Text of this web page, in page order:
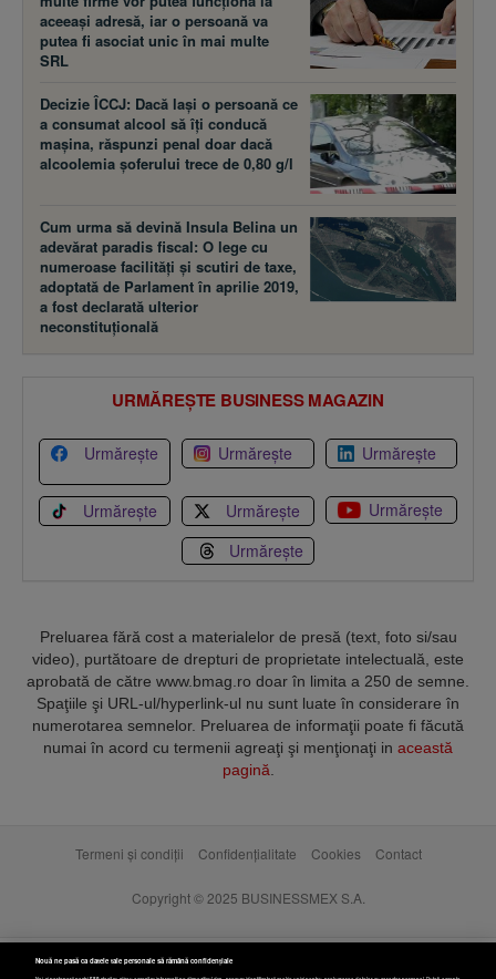
aceeaşi adresă, iar o persoană va
putea fi asociat unic în mai multe
SRL
Decizie ÎCCJ: Dacă laşi o persoană ce
a consumat alcool să îţi conducă
maşina, răspunzi penal doar dacă
alcoolemia şoferului trece de 0,80 g/l
Cum urma să devină Insula Belina un
adevărat paradis fiscal: O lege cu
numeroase facilităţi şi scutiri de taxe,
adoptată de Parlament în aprilie 2019,
a fost declarată ulterior
neconstituţională
URMĂREȘTE BUSINESS MAGAZIN
Urmărește Urmărește Urmărește
Urmărește Urmărește
Urmărește
Urmărește
Preluarea fără cost a materialelor de presă (text, foto si/sau
video), purtătoare de drepturi de proprietate intelectuală, este
aprobată de către www.bmag.ro doar în limita a 250 de semne.
Spaţiile şi URL-ul/hyperlink-ul nu sunt luate în considerare în
numerotarea semnelor. Preluarea de informaţii poate fi făcută
numai în acord cu termenii agreaţi şi menţionaţi in această
pagină.
Termeni și condiții Confidențialitate Cookies Contact
Copyright © 2025 BUSINESSMEX S.A.
Nouă ne pasă ca datele tale personale să rămână confidențiale